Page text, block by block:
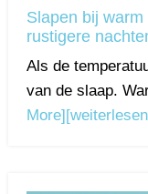
Slapen bij
rustigere
Als de
van de slaap.
More]